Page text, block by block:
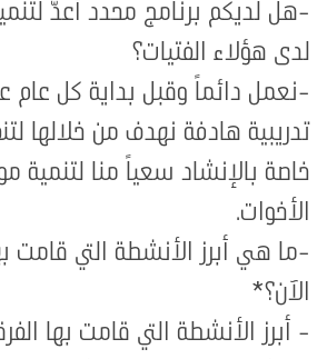
-هل لديكم برنامج محدد أُعدَّ
لدى هؤلاء الفتيات؟
-نعمل دائماً وقبل بداية كل عام
تدريبية هادفة نهدف من خلالها
خاصة بالإنشاد سعياً منا لتنمية
الأخوات.
-ما هي أبرز الأنشطة التي قامت
الآن؟*
- أبرز الأنشطة التي قامت بها